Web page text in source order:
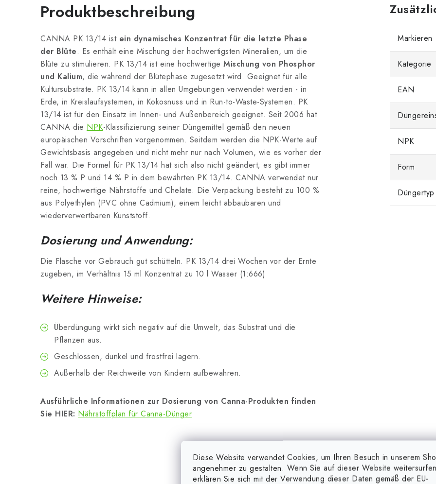
Diese Website verwendet Cookies, um Ihren Besuch in unserem
angenehmer zu gestalten. Wenn Sie auf dieser Website
erklären Sie sich mit der Verwendung dieser Daten gemäß der EU-
Produktbeschreibung
CANNA PK 13/14 ist ein dynamisches Konzentrat für die letzte Phase
der Blüte. Es enthält eine Mischung der hochwertigsten Mineralien, um die
Blüte zu stimulieren. PK 13/14 ist eine hochwertige Mischung von Phosphor
und Kalium, die während der Blütephase zugesetzt wird. Geeignet für alle
Kultursubstrate. PK 13/14 kann in allen Umgebungen verwendet werden - in
Erde, in Kreislaufsystemen, in Kokosnuss und in Run-to-Waste-Systemen. PK
13/14 ist für den Einsatz im Innen- und Außenbereich geeignet. Seit 2006 hat
CANNA die NPK-Klassifizierung seiner Düngemittel gemäß den neuen
europäischen Vorschriften vorgenommen. Seitdem werden die NPK-Werte auf
Gewichtsbasis angegeben und nicht mehr nur nach Volumen, wie es vorher der
Fall war. Die Formel für PK 13/14 hat sich also nicht geändert; es gibt immer
noch 13 % P und 14 % P in dem bewährten PK 13/14. CANNA verwendet nur
reine, hochwertige Nährstoffe und Chelate. Die Verpackung besteht zu 100 %
aus Polyethylen (PVC ohne Cadmium), einem leicht abbaubaren und
wiederverwertbaren Kunststoff.
Dosierung und Anwendung:
Die Flasche vor Gebrauch gut schütteln. PK 13/14 drei Wochen vor der Ernte
zugeben, im Verhältnis 15 ml Konzentrat zu 10 l Wasser (1:666)
Weitere Hinweise:
Überdüngung wirkt sich negativ auf die Umwelt, das Substrat und die
Pflanzen aus.
Geschlossen, dunkel und frostfrei lagern.
Außerhalb der Reichweite von Kindern aufbewahren.
Ausführliche Informationen zur Dosierung von Canna-Produkten finden
Sie HIER: Nährstoffplan für Canna-Dünger
Markieren
Kategorie
EAN
NPK
Form
Düngertyp